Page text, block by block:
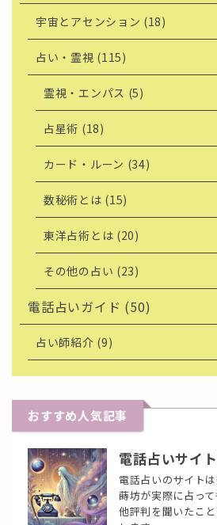
宇宙とアセンション (18)
占い・霊視 (115)
霊視・エンパス (5)
占星術 (18)
カード・ルーン (34)
数秘術とは (15)
東洋占術とは (20)
その他の占い (23)
電話占いガイド (50)
占い師紹介 (9)
おすすめ人気記事
電話占いサイ
電話占いのサイト
蒔坊が実際に占っ
他評判を聞いたこ